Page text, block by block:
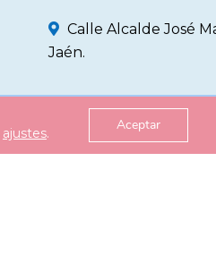
Calle Alcalde José
Jaén.
Política de
ajustes. Aceptar